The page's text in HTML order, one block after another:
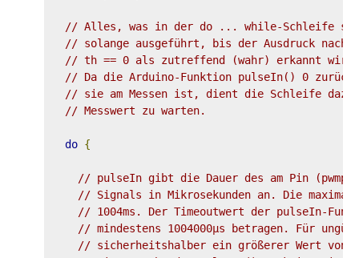
// Alles, was in der do ... while-Schleife
// solange ausgeführt, bis der Ausdruck nach
// th == 0 als zutreffend (wahr) erkannt wird.
// Da die Arduino-Funktion pulseIn() 0
// sie am Messen ist, dient die Schleife
// Messwert zu warten.
do {
// pulseIn gibt die Dauer des am Pin
// Signals in Mikrosekunden an. Die
// 1004ms. Der Timeoutwert der pulseIn-
// mindestens 1004000µs betragen. Für
// sicherheitshalber ein größerer Wert von